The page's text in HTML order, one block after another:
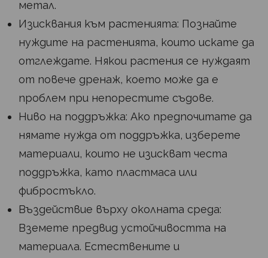
метал.
Изисквания към растенията: Познайте
нуждите на растенията, които искате да
отглеждате. Някои растения се нуждаят
от повече дренаж, което може да е
проблем при непорестите съдове.
Ниво на поддръжка: Ако предпочитате да
нямате нужда от поддръжка, изберете
материали, които не изискват честа
поддръжка, като пластмаса или
фибростъкло.
Въздействие върху околната среда:
Вземете предвид устойчивостта на
материала. Естествените и